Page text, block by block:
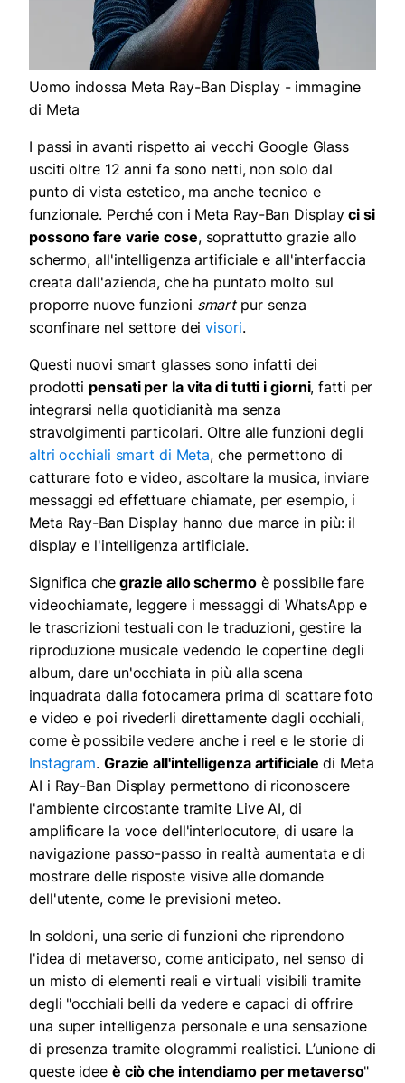
Uomo indossa Meta Ray-Ban Display - immagine
di Meta
I passi in avanti rispetto ai vecchi Google Glass
usciti oltre 12 anni fa sono netti, non solo dal
punto di vista estetico, ma anche tecnico e
funzionale. Perché con i Meta Ray-Ban Displayci si
possono fare varie cose, soprattutto grazie allo
schermo, all'intelligenza artificiale e all'interfaccia
creata dall'azienda, che ha puntato molto sul
proporre nuove funzioni smartpur senza
sconfinare nel settore deivisori.
Questi nuovi smart glasses sono infatti dei
prodotti pensati per la vita di tutti i giorni, fatti per
integrarsi nella quotidianità ma senza
stravolgimenti particolari. Oltre alle funzioni degli
altri occhiali smart di Meta, che permettono di
catturare foto e video, ascoltare la musica, inviare
messaggi ed effettuare chiamate, per esempio, i
Meta Ray-Ban Display hanno due marce in più: il
display e l'intelligenza artificiale.
Significa chegrazie allo schermoè possibile fare
videochiamate, leggere i messaggi di WhatsApp e
le trascrizioni testuali con le traduzioni, gestire la
riproduzione musicale vedendo le copertine degli
album, dare un'occhiata in più alla scena
inquadrata dalla fotocamera prima di scattare foto
e video e poi rivederli direttamente dagli occhiali,
come è possibile vedere anche i reel e le storie di
Instagram. Grazie all'intelligenza artificiale di Meta
AI i Ray-Ban Display permettono di riconoscere
l'ambiente circostante tramite Live AI, di
amplificare la voce dell'interlocutore, di usare la
navigazione passo-passo in realtà aumentata e di
mostrare delle risposte visive alle domande
dell'utente, come le previsioni meteo.
In soldoni, una serie di funzioni che riprendono
l'idea di metaverso, come anticipato, nel senso di
un misto di elementi reali e virtuali visibili tramite
degli "occhiali belli da vedere e capaci di offrire
una super intelligenza personale e una sensazione
di presenza tramite ologrammi realistici. L’unione di
queste idee è ciò che intendiamo per metaverso"